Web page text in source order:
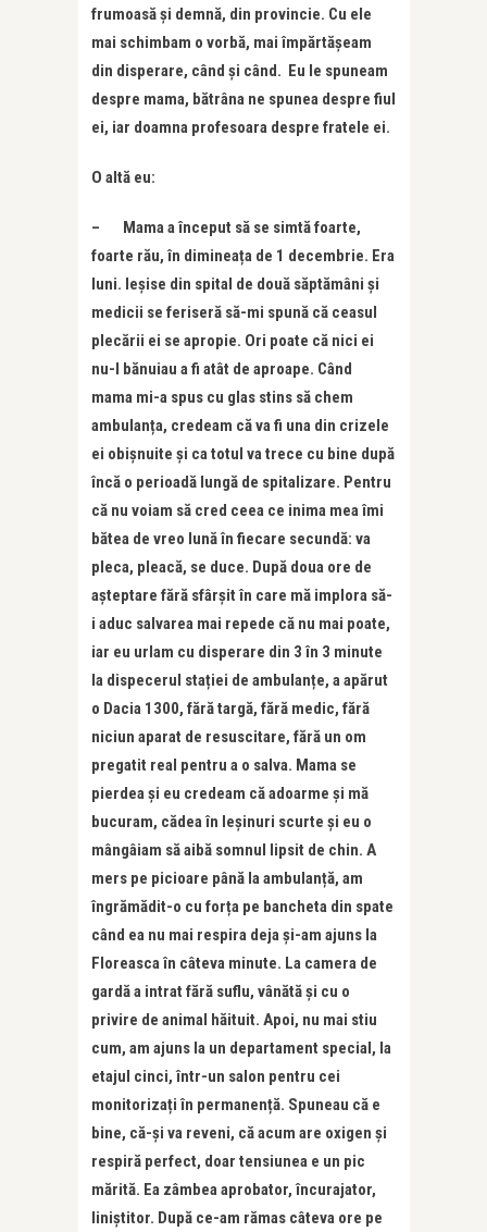
frumoasă și demnă, din provincie. Cu ele
mai schimbam o vorbă, mai împărtășeam
din disperare, când și când. Eu le spuneam
despre mama, bătrâna ne spunea despre fiul
ei, iar doamna profesoara despre fratele ei.
O altă eu:
– Mama a început să se simtă foarte,
foarte rău, în dimineața de 1 decembrie. Era
luni. Ieșise din spital de două săptămâni și
medicii se feriseră să-mi spună că ceasul
plecării ei se apropie. Ori poate că nici ei
nu-l bănuiau a fi atât de aproape. Când
mama mi-a spus cu glas stins să chem
ambulanța, credeam că va fi una din crizele
ei obișnuite și ca totul va trece cu bine după
încă o perioadă lungă de spitalizare. Pentru
că nu voiam să cred ceea ce inima mea îmi
bătea de vreo lună în fiecare secundă: va
pleca, pleacă, se duce. După doua ore de
așteptare fără sfârșit în care mă implora să-
i aduc salvarea mai repede că nu mai poate,
iar eu urlam cu disperare din 3 în 3 minute
la dispecerul stației de ambulanțe, a apărut
o Dacia 1300, fără targă, fără medic, fără
niciun aparat de resuscitare, fără un om
pregatit real pentru a o salva. Mama se
pierdea și eu credeam că adoarme și mă
bucuram, cădea în leșinuri scurte și eu o
mângâiam să aibă somnul lipsit de chin. A
mers pe picioare până la ambulanță, am
îngrămădit-o cu forța pe bancheta din spate
când ea nu mai respira deja și-am ajuns la
Floreasca în câteva minute. La camera de
gardă a intrat fără suflu, vânătă și cu o
privire de animal hăituit. Apoi, nu mai stiu
cum, am ajuns la un departament special, la
etajul cinci, într-un salon pentru cei
monitorizați în permanență. Spuneau că e
bine, că-și va reveni, că acum are oxigen și
respiră perfect, doar tensiunea e un pic
mărită. Ea zâmbea aprobator, încurajator,
liniștitor. După ce-am rămas câteva ore pe